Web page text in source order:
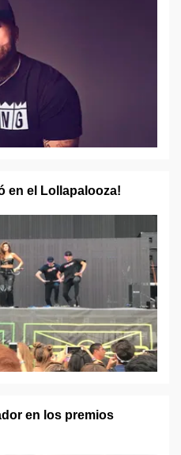
en el Lollapalooza!
en los premios